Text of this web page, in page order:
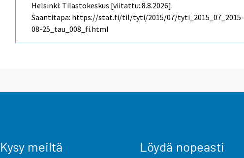
Helsinki: Tilastokeskus [viitattu: 8.8.2026].
Saantitapa: https://stat.fi/til/tyti/2015/07/tyti_2015_07_2015-
08-25_tau_008_fi.html
Kysy meiltä Löydä nopeasti